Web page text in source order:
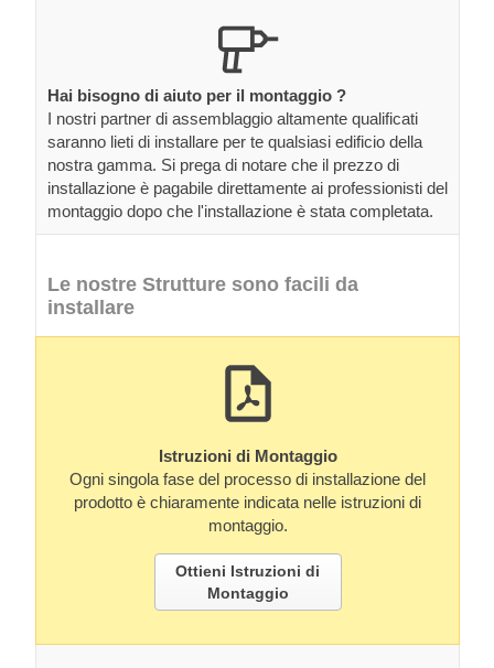
Hai bisogno di aiuto per il montaggio ?
I nostri partner di assemblaggio altamente qualificati
saranno lieti di installare per te qualsiasi edificio della
nostra gamma. Si prega di notare che il prezzo di
installazione è pagabile direttamente ai professionisti del
montaggio dopo che l'installazione è stata completata.
Le nostre Strutture sono facili da
installare
Istruzioni di Montaggio
Ogni singola fase del processo di installazione del
prodotto è chiaramente indicata nelle istruzioni di
montaggio.
Ottieni Istruzioni di
Montaggio